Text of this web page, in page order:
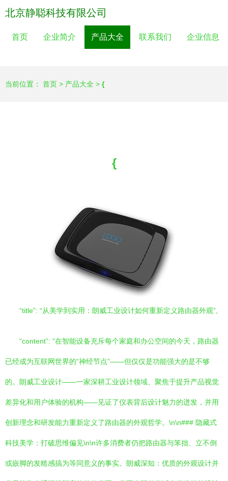
北京静聪科技有限公司
首页 企业简介 产品大全 联系我们 企业信息
当前位置： 首页 > 产品大全 > {
{
“title”: “从美学到实用：朗威工业设计如何重新定义路由器外观”,
“content”: “在智能设备充斥每个家庭和办公空间的今天，路由器
已经成为互联网世界的“神经节点”——但仅仅是功能强大的是不够
的。朗威工业设计——一家深耕工业设计领域、聚焦于提升产品视觉
差异化和用户体验的机构——见证了仪表背后设计魅力的迸发，并用
创新理念和研发能力重新定义了路由器的外观哲学。\n\n### 隐藏式
科技美学：打破思维偏见\n\n许多消费者仍把路由器与笨拙、立不倒
或嵌脚的发糙感搞为等同意义的事实。朗威深知：优质的外观设计并